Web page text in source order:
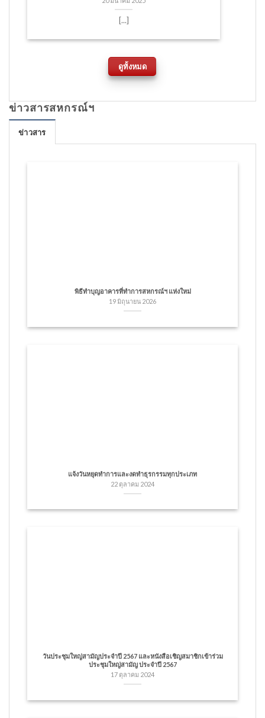
[...]
ดูทั้งหมด
ข่าวสารสหกรณ์ฯ
ข่าวสาร
พิธีทำบุญอาคารที่ทำการสหกรณ์ฯ แห่งใหม่
19 มิถุนายน 2026
แจ้งวันหยุดทำการและงดทำธุรกรรมทุกประเภท
22 ตุลาคม 2024
วันประชุมใหญ่สามัญประจำปี 2567 และหนังสือเชิญสมาชิกเข้าร่วม
ประชุมใหญ่สามัญ ประจำปี 2567
17 ตุลาคม 2024